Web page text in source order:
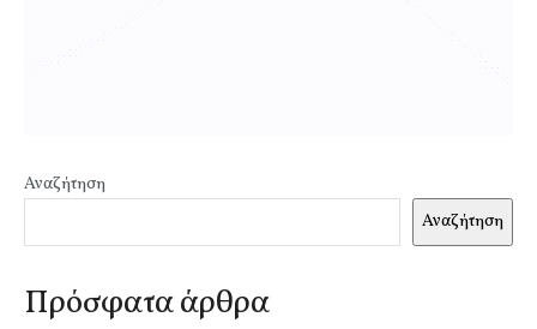
Αναζήτηση
Αναζήτηση
Πρόσφατα άρθρα